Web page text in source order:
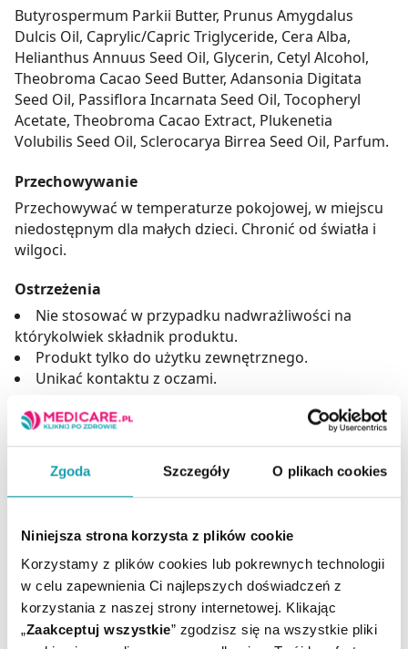
Zgoda Szczegóły O plikach cookies
Niniejsza strona korzysta z plików cookie
Korzystamy z plików cookies lub pokrewnych technologii
w celu zapewnienia Ci najlepszych doświadczeń z
korzystania z naszej strony internetowej. Klikając
„Zaakceptuj wszystkie” zgodzisz się na wszystkie pliki
Butyrospermum Parkii Butter, Prunus Amygdalus
Dulcis Oil, Caprylic/Capric Triglyceride, Cera Alba,
Helianthus Annuus Seed Oil, Glycerin, Cetyl Alcohol,
Theobroma Cacao Seed Butter, Adansonia Digitata
Seed Oil, Passiflora Incarnata Seed Oil, Tocopheryl
Acetate, Theobroma Cacao Extract, Plukenetia
Volubilis Seed Oil, Sclerocarya Birrea Seed Oil, Parfum.
Przechowywanie
Przechowywać w temperaturze pokojowej, w miejscu
niedostępnym dla małych dzieci. Chronić od światła i
wilgoci.
Ostrzeżenia
Nie stosować w przypadku nadwrażliwości na
którykolwiek składnik produktu.
Produkt tylko do użytku zewnętrznego.
Unikać kontaktu z oczami.
Adres producenta
Nacomi Group Sp. z o. o.
ul. Ziołowa 29,
e-mail: biuro@nacomigroup.pl
Podmiot odpowiedzialny
Nacomi Group Sp. z o. o.
ul. Ziołowa 29,
43-365 Wilkowice,